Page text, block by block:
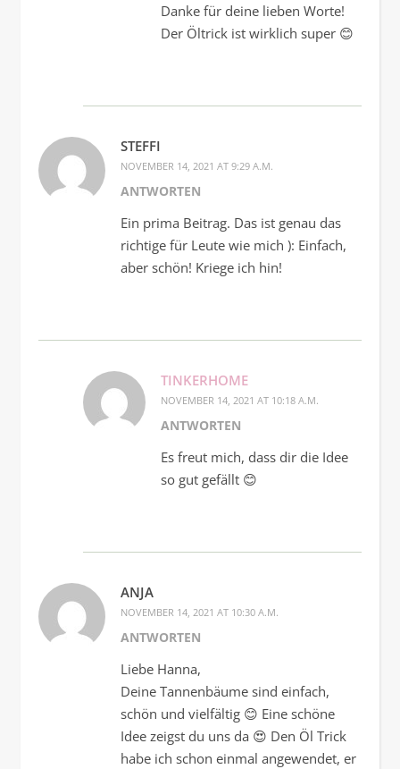
Danke für deine lieben Worte!
Der Öltrick ist wirklich super 😊
STEFFI
NOVEMBER 14, 2021 AT 9:29 A.M.
ANTWORTEN
Ein prima Beitrag. Das ist genau das
richtige für Leute wie mich ): Einfach,
aber schön! Kriege ich hin!
TINKERHOME
NOVEMBER 14, 2021 AT 10:18 A.M.
ANTWORTEN
Es freut mich, dass dir die Idee
so gut gefällt 😊
ANJA
NOVEMBER 14, 2021 AT 10:30 A.M.
ANTWORTEN
Liebe Hanna,
Deine Tannenbäume sind einfach,
schön und vielfältig 😊 Eine schöne
Idee zeigst du uns da 😍 Den Öl Trick
habe ich schon einmal angewendet, er